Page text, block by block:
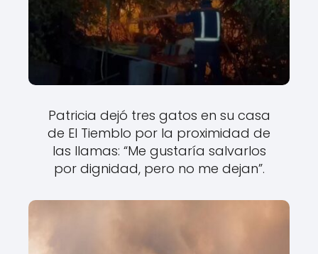
Patricia dejó tres gatos en su casa
de El Tiemblo por la proximidad de
las llamas: “Me gustaría salvarlos
por dignidad, pero no me dejan”.